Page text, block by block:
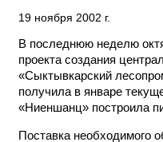
19 ноября 2002 г.
В последнюю неделю
проекта создания
«Сыктывкарский
получила в январе
«Ниеншанц» построила
Поставка необходимого